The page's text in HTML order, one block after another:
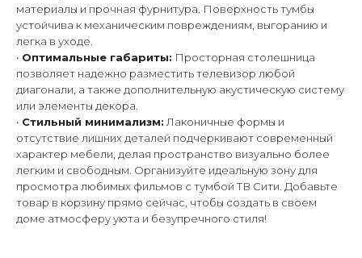
материалы и прочная фурнитура. Поверхность тумбы
устойчива к механическим повреждениям, выгоранию и
легка в уходе.
• Оптимальные габариты: Просторная столешница
позволяет надежно разместить телевизор любой
диагонали, а также дополнительную акустическую систему
или элементы декора.
• Стильный минимализм: Лаконичные формы и
отсутствие лишних деталей подчеркивают современный
характер мебели, делая пространство визуально более
легким и свободным. Организуйте идеальную зону для
просмотра любимых фильмов с тумбой ТВ Сити. Добавьте
товар в корзину прямо сейчас, чтобы создать в своем
доме атмосферу уюта и безупречного стиля!